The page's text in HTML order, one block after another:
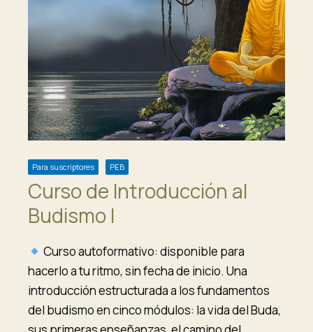
Para suscriptores PEB
Curso de Introducción al
Budismo I
Curso autoformativo: disponible para
hacerlo a tu ritmo, sin fecha de inicio. Una
introducción estructurada a los fundamentos
del budismo en cinco módulos: la vida del Buda,